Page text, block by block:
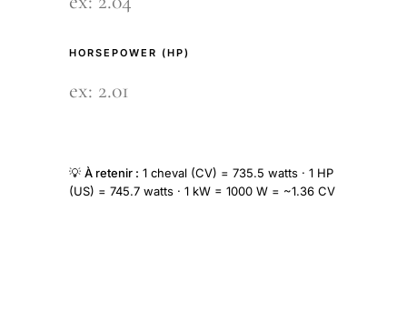
HORSEPOWER (HP)
💡 À retenir : 1 cheval (CV) = 735.5 watts · 1 HP
(US) = 745.7 watts · 1 kW = 1000 W = ~1.36 CV